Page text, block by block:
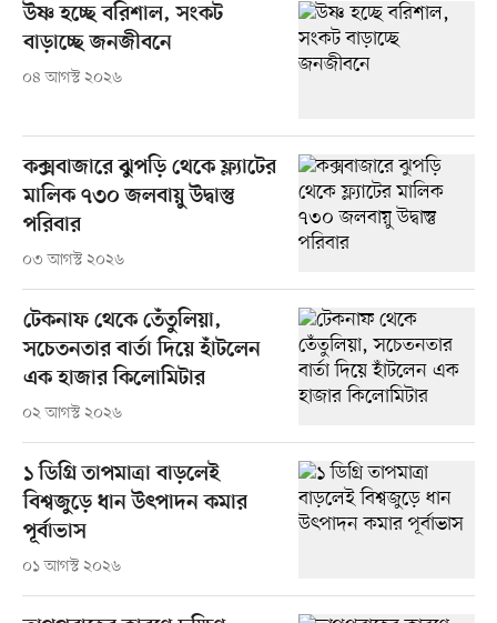
উষ্ণ হচ্ছে বরিশাল, সংকট
বাড়াচ্ছে জনজীবনে
০৪ আগস্ট ২০২৬
কক্সবাজারে ঝুপড়ি থেকে ফ্ল্যাটের
মালিক ৭৩০ জলবায়ু উদ্বাস্তু
পরিবার
০৩ আগস্ট ২০২৬
টেকনাফ থেকে তেঁতুলিয়া,
সচেতনতার বার্তা দিয়ে হাঁটলেন
এক হাজার কিলোমিটার
০২ আগস্ট ২০২৬
১ ডিগ্রি তাপমাত্রা বাড়লেই
বিশ্বজুড়ে ধান উৎপাদন কমার
পূর্বাভাস
০১ আগস্ট ২০২৬